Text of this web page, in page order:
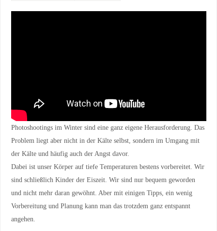
Photoshootings im Winter sind eine ganz eigene Herausforderung. Das
Problem liegt aber nicht in der Kälte selbst, sondern im Umgang mit
der Kälte und häufig auch der Angst davor.
Dabei ist unser Körper auf tiefe Temperaturen bestens vorbereitet. Wir
sind schließlich Kinder der Eiszeit. Wir sind nur bequem geworden
und nicht mehr daran gewöhnt. Aber mit einigen Tipps, ein wenig
Vorbereitung und Planung kann man das trotzdem ganz entspannt
angehen.